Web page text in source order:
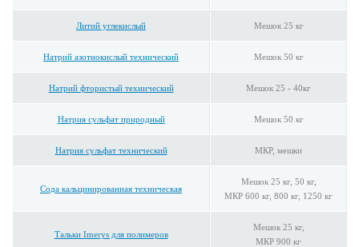
Литий углекислый Мешок 25 кг
Натрий азотнокислый технический Мешок 50 кг
Натрий фтористый технический Мешок 25 - 40кг
Натрия сульфат природный Мешок 50 кг
Натрия сульфат технический МКР, мешки
Сода кальцинированная техническая
Мешок 25 кг, 50 кг,
МКР 600 кг, 800 кг, 1250 кг
Тальки Imerys для полимеров
Мешок 25 кг,
МКР 900 кг